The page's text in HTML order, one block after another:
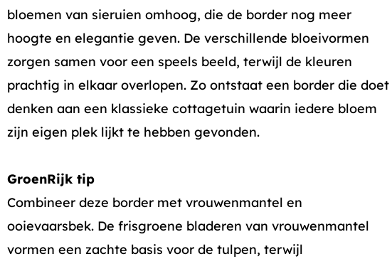
bloemen van sieruien omhoog, die de border nog meer
hoogte en elegantie geven. De verschillende bloeivormen
zorgen samen voor een speels beeld, terwijl de kleuren
prachtig in elkaar overlopen. Zo ontstaat een border die doet
denken aan een klassieke cottagetuin waarin iedere bloem
zijn eigen plek lijkt te hebben gevonden.
GroenRijk tip
Combineer deze border met vrouwenmantel en
ooievaarsbek. De frisgroene bladeren van vrouwenmantel
vormen een zachte basis voor de tulpen, terwijl